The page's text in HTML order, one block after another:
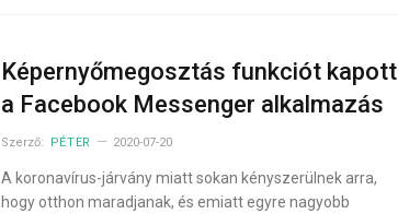
Képernyőmegosztás funkciót kapott
a Facebook Messenger alkalmazás
Szerző: PÉTER 2020-07-20
A koronavírus-járvány miatt sokan kényszerülnek arra,
hogy otthon maradjanak, és emiatt egyre nagyobb